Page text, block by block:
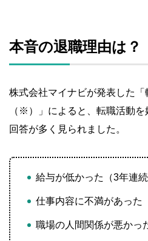
本音の退職理由は？
株式会社マイナビが発表した
（※）」によると、転職活動
回答が多く見られました。
給与が低かった（3年連続
仕事内容に不満があった
職場の人間関係が悪かっ